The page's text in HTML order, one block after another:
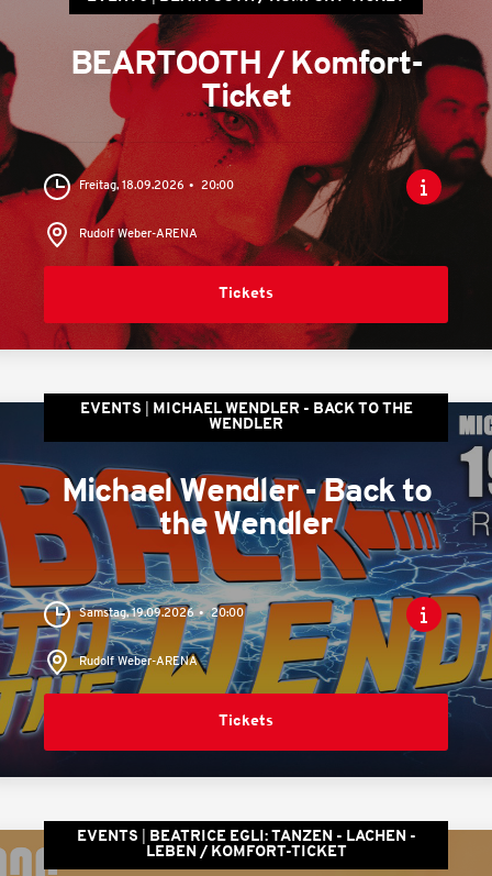
BEARTOOTH / Komfort-
Ticket
Freitag, 18.09.2026 20:00
Rudolf Weber-ARENA
Tickets
EVENTS
MICHAEL WENDLER - BACK TO THE
WENDLER
Michael Wendler - Back to
the Wendler
Samstag, 19.09.2026 20:00
Rudolf Weber-ARENA
Tickets
EVENTS
BEATRICE EGLI: TANZEN - LACHEN -
LEBEN / KOMFORT-TICKET